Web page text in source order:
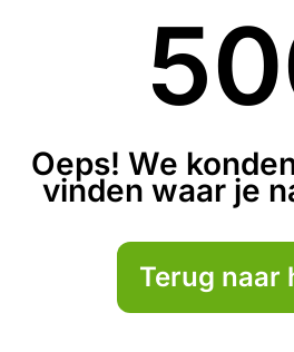
Oeps! We
vinden waar je
Terug naar